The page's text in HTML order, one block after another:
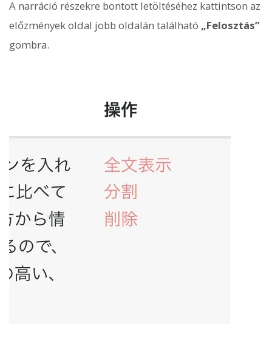
A narráció részekre bontott letöltéséhez kattintson az
előzmények oldal jobb oldalán található „Felosztás”
gombra.